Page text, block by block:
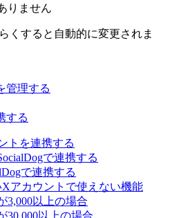
りません
くすると自動的に変更されま
管理する
する
トを連携する
で連携する
で連携する
アカウントで使えない機能
3,000以上の場合
30,000以上の場合